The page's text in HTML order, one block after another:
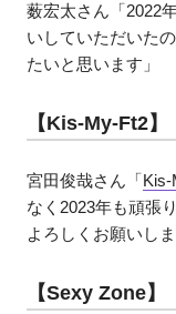
薮宏太さん「2022
いしていただいた
たいと思います」
【Kis-My-Ft2】
宮田俊哉さん「Kis-
なく2023年も頑張
よろしくお願いしま
【Sexy Zone】